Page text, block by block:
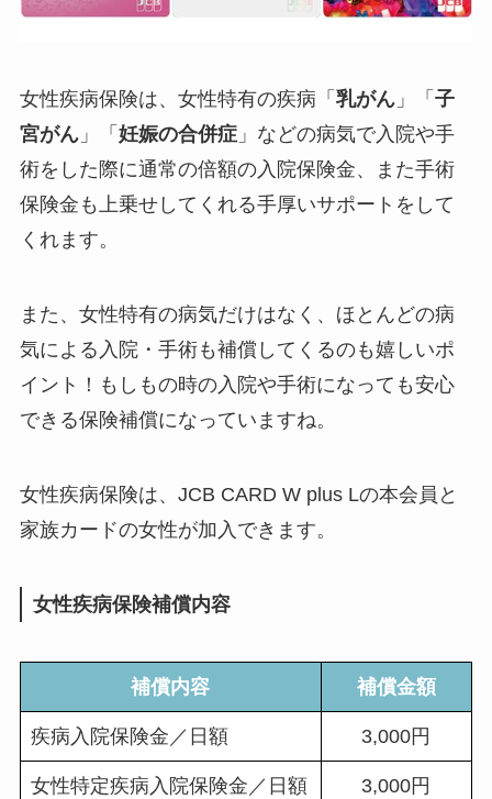
女性疾病保険は、女性特有の疾病「 乳がん」「 子
宮がん」「 妊娠の合併症」などの病気で入院や手
術をした際に通常の倍額の入院保険金、また手術
保険金も上乗せしてくれる手厚いサポートをして
くれます。
また、女性特有の病気だけはなく、ほとんどの病
気による入院・手術も補償してくるのも嬉しいポ
イント！もしもの時の入院や手術になっても安心
できる保険補償になっていますね。
女性疾病保険は、JCB CARD W plus Lの本会員と
家族カードの女性が加入できます。
女性疾病保険補償内容
補償内容 補償金額
疾病入院保険金／日額 3,000円
女性特定疾病入院保険金／日額 3,000円